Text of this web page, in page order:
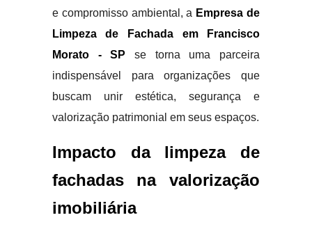
e compromisso ambiental, a Empresa de
Limpeza de Fachada em Francisco
Morato - SP se torna uma parceira
indispensável para organizações que
buscam unir estética, segurança e
valorização patrimonial em seus espaços.
Impacto da limpeza de
fachadas na valorização
imobiliária